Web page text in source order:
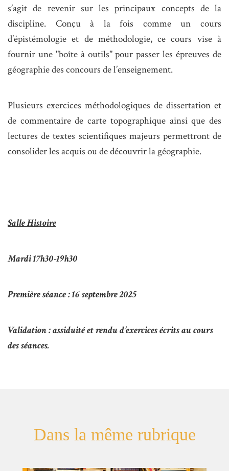
s’agit de revenir sur les principaux concepts de la
discipline. Conçu à la fois comme un cours
d’épistémologie et de méthodologie, ce cours vise à
fournir une "boîte à outils" pour passer les épreuves de
géographie des concours de l’enseignement.
Plusieurs exercices méthodologiques de dissertation et
de commentaire de carte topographique ainsi que des
lectures de textes scientifiques majeurs permettront de
consolider les acquis ou de découvrir la géographie.
SalleHistoire
Mardi 17h30-19h30
Première séance : 16 septembre 2025
Validation : assiduité et rendu d’exercices écrits au cours
des séances.
Dans la même rubrique